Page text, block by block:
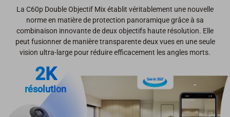
La C60p Double Objectif Mix établit véritablement une nouvelle
norme en matière de protection panoramique grâce à sa
combinaison innovante de deux objectifs haute résolution. Elle
peut fusionner de manière transparente deux vues en une seule
vision ultra-large pour réduire efficacement les angles morts.
2K
résolution